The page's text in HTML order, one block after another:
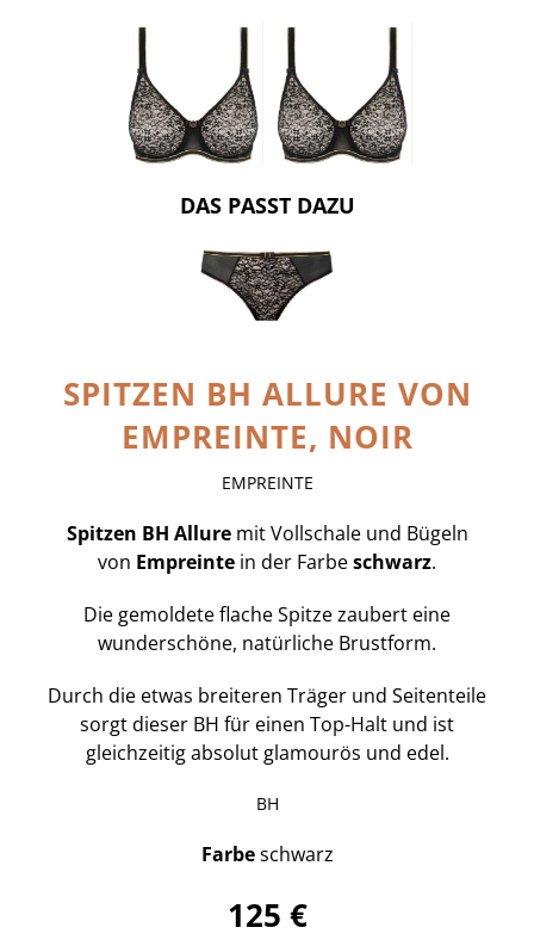
DAS PASST DAZU
SPITZEN BH ALLURE VON
EMPREINTE, NOIR
EMPREINTE
Spitzen BH Alluremit Vollschale und Bügeln
von Empreinte in der Farbeschwarz.
Die gemoldete flache Spitze zaubert eine
wunderschöne, natürliche Brustform.
Durch die etwas breiteren Träger und Seitenteile
sorgt dieser BH für einen Top-Halt und ist
gleichzeitig absolut glamourös und edel.
BH
Farbeschwarz
125 €